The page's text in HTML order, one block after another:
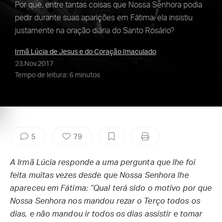
Por que, entre tantas coisas que Nossa Senhora podia
pedir durante suas aparições em Fátima, ela insistiu
justamente na oração diária do Santo Rosário?
Irmã Lúcia de Jesus e do Coração Imaculado
23.Nov.2017
Tempo de leitura: 6 minutos
5 79
A Irmã Lúcia responde a uma pergunta que lhe foi
feita muitas vezes desde que Nossa Senhora lhe
apareceu em Fátima: “Qual terá sido o motivo por que
Nossa Senhora nos mandou rezar o Terço todos os
dias, e não mandou ir todos os dias assistir e tomar